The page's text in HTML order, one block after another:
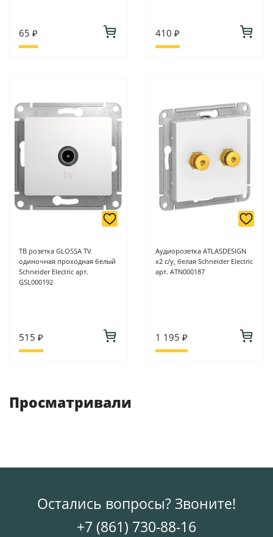
65 ₽ 410 ₽
ТВ розетка GLOSSA TV
одиночная проходная белый
Schneider Electric арт.
GSL000192
515 ₽
Аудиорозетка ATLASDESIGN
х2 с/у, белая Schneider Electric
арт. ATN000187
1 195 ₽
Просматривали
Остались вопросы? Звоните!
+7 (861) 730-88-16